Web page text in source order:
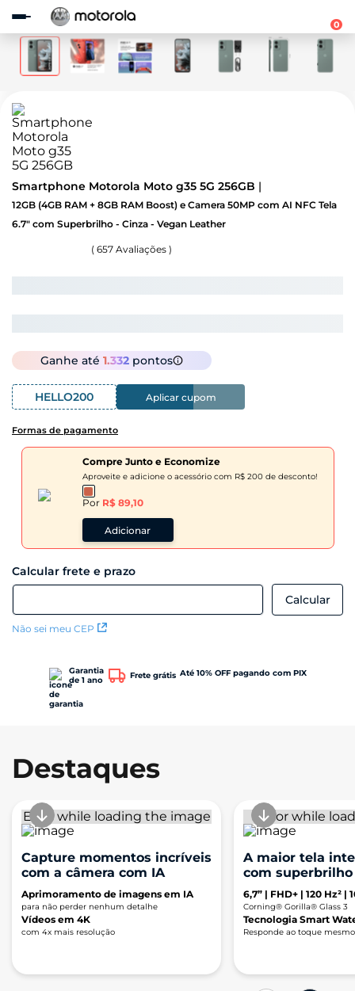
Observação:
este
site
inclui
sistema
acessibilidade.
0
Smartphone Motorola Moto g35 5G 256GB
12GB (4GB RAM + 8GB RAM Boost) e Camera 50MP com AI NFC Tela
6.7" com Superbrilho - Cinza - Vegan Leather
( 657 Avaliações )
Ganhe até 1.332 pontos
HELLO200 Aplicar cupom
Formas de pagamento
Compre Junto e Economize
Aproveite e adicione o acessório com R$ 200 de desconto!
Por R$ 89,10
Adicionar
Não sei meu CEP
Garantia
de 1 ano
Frete grátis Até 10% OFF pagando com PIX
Destaques
Capture momentos incríveis
com a câmera com IA
Aprimoramento de imagens em IA
para não perder nenhum detalhe
Vídeos em 4K
com 4x mais resolução
A maior tela
com superbrilho
6,7” | FHD+ | 120 Hz²
Corning® Gorilla® Glass 3
Tecnologia Smart
Responde ao toque